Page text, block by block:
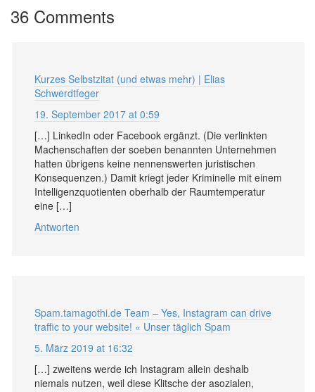
36 Comments
Kurzes Selbstzitat (und etwas mehr) | Elias
Schwerdtfeger
19. September 2017 at 0:59
[…] LinkedIn oder Facebook ergänzt. (Die verlinkten
Machenschaften der soeben benannten Unternehmen
hatten übrigens keine nennenswerten juristischen
Konsequenzen.) Damit kriegt jeder Kriminelle mit einem
Intelligenzquotienten oberhalb der Raumtemperatur
eine […]
Antworten
Spam.tamagothi.de Team – Yes, Instagram can drive
traffic to your website! « Unser täglich Spam
5. März 2019 at 16:32
[…] zweitens werde ich Instagram allein deshalb
niemals nutzen, weil diese Klitsche der asozialen,